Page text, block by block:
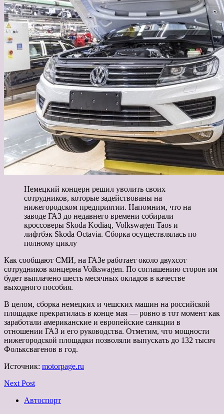
Немецкий концерн решил уволить своих
сотрудников, которые задействованы на
нижегородском предприятии. Напомним, что на
заводе ГАЗ до недавнего времени собирали
кроссоверы Skoda Kodiaq, Volkswagen Taos и
лифтбэк Skoda Octavia. Сборка осуществлялась по
полному циклу
Как сообщают СМИ, на ГАЗе работает около двухсот
сотрудников концерна Volkswagen. По соглашению сторон им
будет выплачено шесть месячных окладов в качестве
выходного пособия.
В целом, сборка немецких и чешских машин на российской
площадке прекратилась в конце мая — ровно в тот момент как
заработали американские и европейские санкции в
отношении ГАЗ и его руководства. Отметим, что мощности
нижегородской площадки позволяли выпускать до 132 тысяч
Фольксвагенов в год.
Источник: motorpage.ru
Next Post
Автоспорт